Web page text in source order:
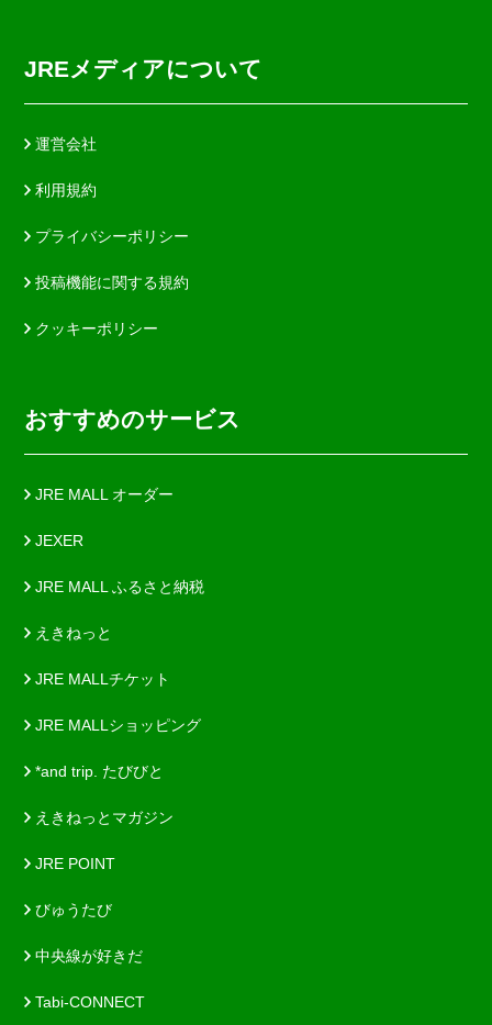
JREメディアについて
運営会社
利用規約
プライバシーポリシー
投稿機能に関する規約
クッキーポリシー
おすすめのサービス
JRE MALL オーダー
JEXER
JRE MALL ふるさと納税
えきねっと
JRE MALLチケット
JRE MALLショッピング
*and trip. たびびと
えきねっとマガジン
JRE POINT
びゅうたび
中央線が好きだ
Tabi-CONNECT